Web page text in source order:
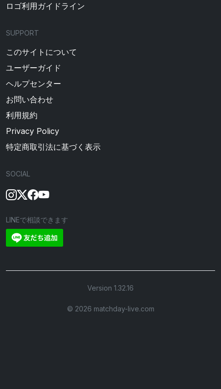
ロゴ利用ガイドライン
SUPPORT
このサイトについて
ユーザーガイド
ヘルプセンター
お問い合わせ
利用規約
Privacy Policy
特定商取引法に基づく表示
SOCIAL
LINEで相談できます
Version 1.32.16
©︎ 2026 matchday-live.com